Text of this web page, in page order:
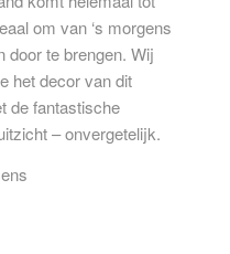
om van ‘s morgens
door te brengen. Wij
het decor van dit
de fantastische
– onvergetelijk.